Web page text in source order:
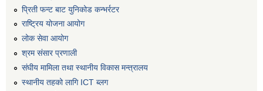
प्रिती फन्ट बाट युनिकोड कन्भर्रटर
राष्ट्रिय योजना आयोग
लोक सेवा आयोग
श्रम संसार प्रणाली
संघीय मामिला तथा स्थानीय विकास मन्त्रालय
स्थानीय तहको लागि ICT ब्लग